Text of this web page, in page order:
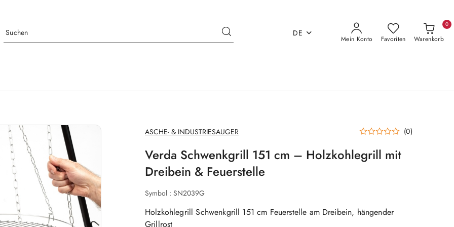
DE
Mein Konto Favoriten Warenkorb
0
HERSTELLERNAME:
ASCHE- & INDUSTRIESAUGER (0)
Verda Schwenkgrill 151 cm – Holzkohlegrill mit
Dreibein & Feuerstelle
Symbol : SN2039G
Holzkohlegrill Schwenkgrill 151 cm Feuerstelle am Dreibein, hängender
Grillrost